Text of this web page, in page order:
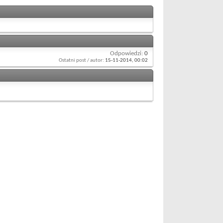
Odpowiedzi: 0
Ostatni post / autor: 15-11-2014, 00:02